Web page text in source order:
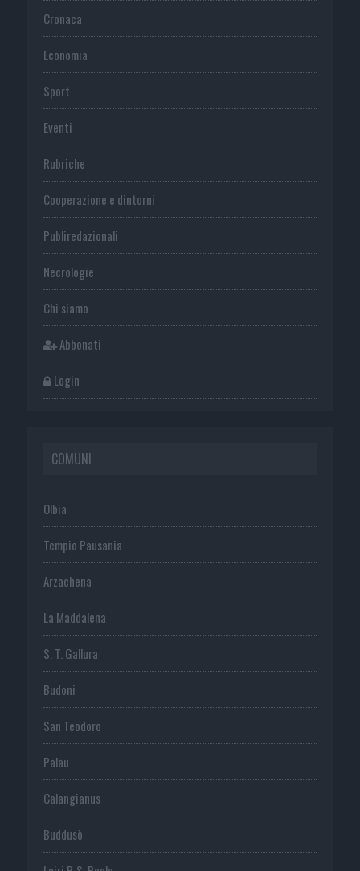
Cronaca
Economia
Sport
Eventi
Rubriche
Cooperazione e dintorni
Publiredazionali
Necrologie
Chi siamo
Abbonati
Login
COMUNI
Olbia
Tempio Pausania
Arzachena
La Maddalena
S. T. Gallura
Budoni
San Teodoro
Palau
Calangianus
Buddusò